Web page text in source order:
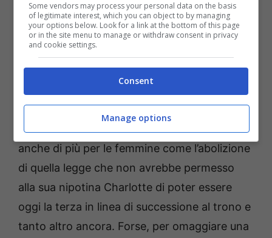
ci ha lasciato di sé e di lei che accoglie un
primo Ministro donna Lizz Truss dandole
l’incarico di riformare la camera. Una grande
Sovrana che, nonostante il precario stato di
fondo conferendo potere ad un’altra grande
donna. Una Regina questa che ha fatto
anche di più per le femmine come l’abolizione
di quella legge che non avrebbe permesso
alla sua nipotina Charlotte di poter essere
oggi la terza in linea di successione al trono e
tanto altro ancora. Forse, per omaggiare una
Some vendors may process your personal data on the basis
of legitimate interest, which you can object to by managing
your options below. Look for a link at the bottom of this page
or in the site menu to manage or withdraw consent in privacy
and cookie settings.
Consent
Manage options